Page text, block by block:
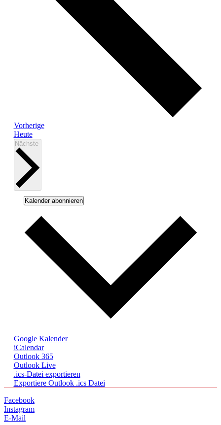
VorherigeVeranstaltungen
Heute
Nächste
Kalender abonnieren
Google Kalender
iCalendar
Outlook 365
Outlook Live
.ics-Datei exportieren
Exportiere Outlook .ics Datei
Facebook
Instagram
E-Mail